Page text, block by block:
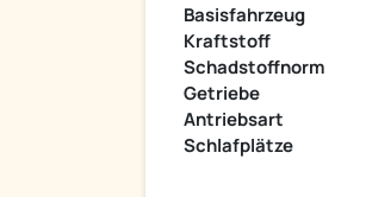
Basisfahrzeug
Kraftstoff
Schadstoffnorm
Getriebe
Antriebsart
Schlafplätze